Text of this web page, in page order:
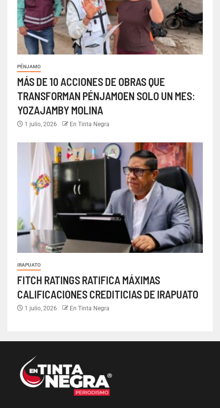
PÉNJAMO
MÁS DE 10 ACCIONES DE OBRAS QUE
TRANSFORMAN PÉNJAMOEN SOLO UN MES:
YOZAJAMBY MOLINA
1 julio, 2026 En Tinta Negra
IRAPUATO
FITCH RATINGS RATIFICA MÁXIMAS
CALIFICACIONES CREDITICIAS DE IRAPUATO
1 julio, 2026 En Tinta Negra